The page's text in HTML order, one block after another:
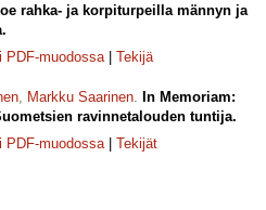
rahka- ja korpiturpeilla männyn ja
PDF-muodossa| Tekijä
, Markku Saarinen. In Memoriam:
ravinnetalouden tuntija.
PDF-muodossa| Tekijät